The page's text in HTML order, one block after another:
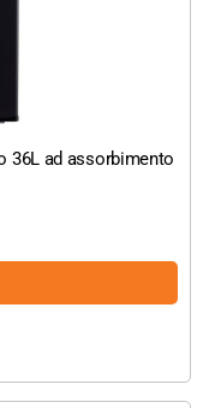
36L ad assorbimento